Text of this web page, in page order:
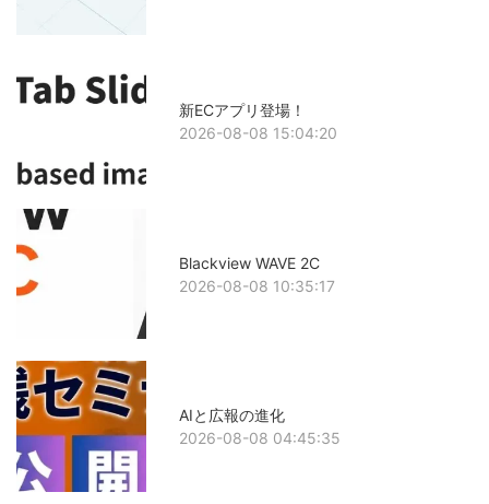
新ECアプリ登場！
2026-08-08 15:04:20
Blackview WAVE 2C
2026-08-08 10:35:17
AIと広報の進化
2026-08-08 04:45:35